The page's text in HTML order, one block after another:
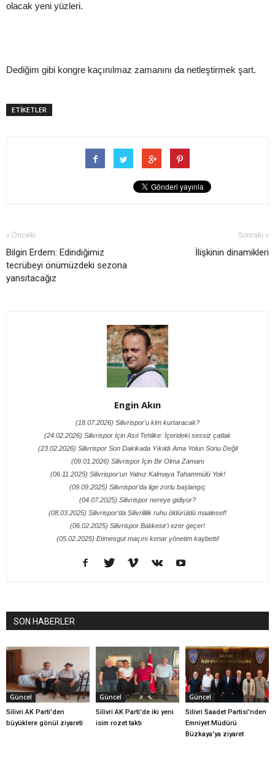
olacak yeni yüzleri.
Dediğim gibi kongre kaçınılmaz zamanını da netleştirmek şart.
ETİKETLER
« Önceki
Bilgin Erdem: Edindiğimiz
tecrübeyi önümüzdeki sezona
yansıtacağız
Sonraki »
İlişkinin dinamikleri
Engin Akın
(18.07.2026) Silivrispor'u kim kurtaracak?
(24.02.2026) Silivrispor İçin Asıl Tehlike: İçerideki sessiz çatlak
(23.02.2026) Silivrispor Son Dakikada Yıkıldı Ama Yolun Sonu Değil
(09.01.2026) Silivrispor İçin Bir Olma Zamanı
(06.11.2025) Silivrispor’un Yalnız Kalmaya Tahammülü Yok!
(09.09.2025) Silivrispor’da lige zorlu başlangıç
(04.07.2025) Silivrispor nereye gidiyor?
(08.03.2025) Silivrispor’da Silivrililik ruhu öldürüldü maalesef!
(06.02.2025) Silivrispor Balıkesir'i ezer geçer!
(05.02.2025) Etimesgut maçını kenar yönetim kaybetti!
SON HABERLER
Güncel
Silivri AK Parti'den
büyüklere gönül ziyareti
Güncel
Silivri AK Parti'de iki yeni
isim rozet taktı
Güncel
Silivri Saadet Partisi'nden
Emniyet Müdürü
Büzkaya'ya ziyaret